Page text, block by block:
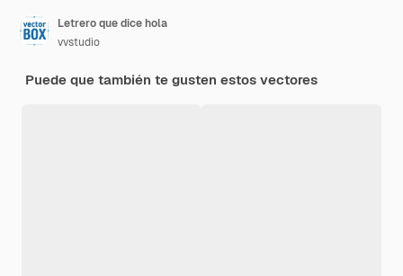
Letrero que dice hola
vvstudio
Puede que también te gusten estos vectores